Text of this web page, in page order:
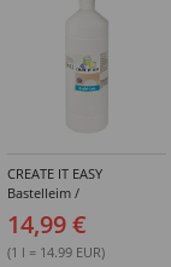
CREATE IT EASY
Bastelleim /
Buchbinderleim, 1000 ml
14,99 €
(1 l = 14.99 EUR)